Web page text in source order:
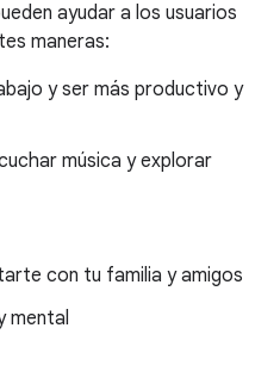
ayudar a los usuarios
maneras:
y ser más productivo y
música y explorar
con tu familia y amigos
mental